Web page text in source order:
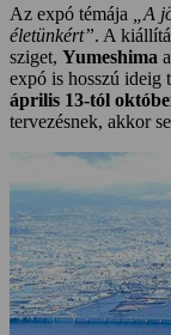
Az expó témája „A
életünkért”. A
sziget, Yumeshima
expó is hosszú ideig
április 13-tól
tervezésnek, akkor